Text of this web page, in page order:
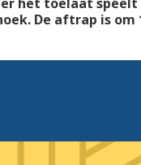
De aftrap is om